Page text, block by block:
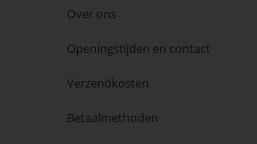
Over ons
Openingstijden en contact
Verzendkosten
Betaalmethoden